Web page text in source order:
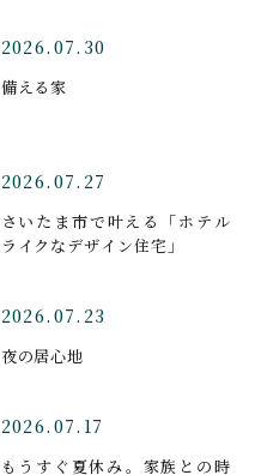
2026.07.30
備える家
2026.07.27
さいたま市で叶える「ホテル
ライクなデザイン住宅」
2026.07.23
夜の居心地
2026.07.17
もうすぐ夏休み。家族との時